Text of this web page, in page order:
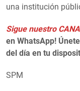
una institución
Sigue nuestro
en WhatsApp!
del día en tu
SPM